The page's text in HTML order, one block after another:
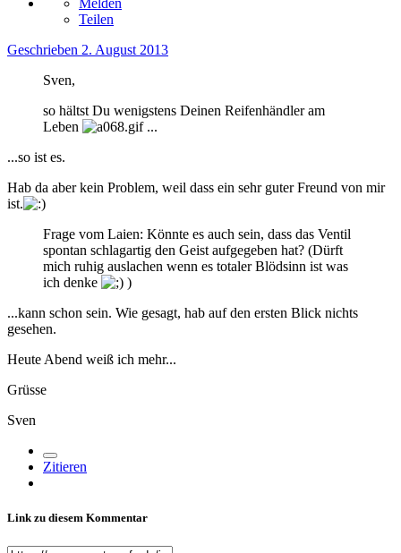
Melden
Teilen
Geschrieben 2. August 2013
Sven,
so hältst Du wenigstens Deinen Reifenhändler am
Leben
...
...so ist es.
Hab da aber kein Problem, weil dass ein sehr guter Freund von mir
ist.
Frage vom Laien: Könnte es auch sein, dass das Ventil
spontan schlagartig den Geist aufgegeben hat? (Dürft
mich ruhig auslachen wenn es totaler Blödsinn ist was
ich denke
)
...kann schon sein. Wie gesagt, hab auf den ersten Blick nichts
gesehen.
Heute Abend weiß ich mehr...
Grüsse
Sven
Zitieren
Link zu diesem Kommentar